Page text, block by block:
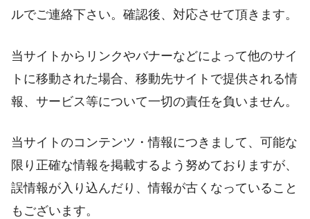
ルでご連絡下さい。確認後、対応させて頂きます。
当サイトからリンクやバナーなどによって他のサイ
トに移動された場合、移動先サイトで提供される情
報、サービス等について一切の責任を負いません。
当サイトのコンテンツ・情報につきまして、可能な
限り正確な情報を掲載するよう努めておりますが、
誤情報が入り込んだり、情報が古くなっていること
もございます。